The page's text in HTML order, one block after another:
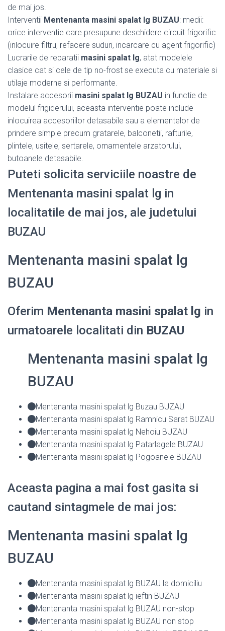
de mai jos.
Interventii Mentenanta masini spalat lg BUZAU: medii:
orice interventie care presupune deschidere circuit frigorific
(inlocuire filtru, refacere suduri, incarcare cu agent frigorific)
Lucrarile de reparatii masini spalat lg, atat modelele
clasice cat si cele de tip no-frost se executa cu materiale si
utilaje moderne si performante.
Instalare accesorii masini spalat lg BUZAU in functie de
modelul frigiderului, aceasta interventie poate include
inlocuirea accesoriilor detasabile sau a elementelor de
prindere simple precum gratarele, balconetii, rafturile,
plintele, usitele, sertarele, ornamentele arzatorului,
butoanele detasabile.
Puteti solicita serviciile noastre de
Mentenanta masini spalat lg in
localitatile de mai jos, ale judetului
BUZAU
Mentenanta masini spalat lg
BUZAU
Oferim Mentenanta masini spalat lg in
urmatoarele localitati din BUZAU
Mentenanta masini spalat lg
BUZAU
Mentenanta masini spalat lg Buzau BUZAU
Mentenanta masini spalat lg Ramnicu Sarat BUZAU
Mentenanta masini spalat lg Nehoiu BUZAU
Mentenanta masini spalat lg Patarlagele BUZAU
Mentenanta masini spalat lg Pogoanele BUZAU
Aceasta pagina a mai fost gasita si
cautand sintagmele de mai jos:
Mentenanta masini spalat lg
BUZAU
Mentenanta masini spalat lg BUZAU la domiciliu
Mentenanta masini spalat lg ieftin BUZAU
Mentenanta masini spalat lg BUZAU non-stop
Mentenanta masini spalat lg BUZAU non stop